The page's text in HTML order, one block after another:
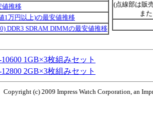
値推移
1万円以上)の最安値推移
DDR3 SDRAM DIMMの最安値推移
(点線部は販
ま
10600 1GB×3枚組みセット
12800 2GB×3枚組みセット
Copyright (c) 2009 Impress Watch Corporation, an